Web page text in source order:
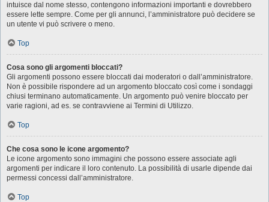
intuisce dal nome stesso, contengono informazioni importanti e dovrebbero
essere lette sempre. Come per gli annunci, l’amministratore può decidere se
un utente vi può scrivere o meno.
Top
Cosa sono gli argomenti bloccati?
Gli argomenti possono essere bloccati dai moderatori o dall’amministratore.
Non è possibile rispondere ad un argomento bloccato così come i sondaggi
chiusi terminano automaticamente. Un argomento può venire bloccato per
varie ragioni, ad es. se contravviene ai Termini di Utilizzo.
Top
Che cosa sono le icone argomento?
Le icone argomento sono immagini che possono essere associate agli
argomenti per indicare il loro contenuto. La possibilità di usarle dipende dai
permessi concessi dall’amministratore.
Top